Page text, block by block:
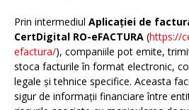
Prin intermediul Aplicației de
CertDigital RO-eFACTURA (https://
efactura/), companiile pot emite,
stoca facturile în format electronic,
legale și tehnice specifice. Aceasta
sigur de informații financiare între